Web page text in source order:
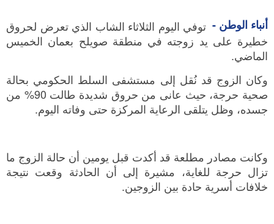
أنباء الوطن - توفي اليوم الثلاثاء الشاب الذي تعرض لحروق
خطيرة على يد زوجته في منطقة صويلح بعمان الخميس
الماضي.
وكان الزوج قد نُقل إلى مستشفى السلط الحكومي بحالة
صحية حرجة، حيث عانى من حروق شديدة طالت 90% من
جسده، وظل يتلقى الرعاية المركزة حتى وفاته اليوم.
وكانت مصادر مطلعة قد أكدت قبل يومين أن حالة الزوج ما
تزال حرجة للغاية، مشيرة إلى أن الحادثة وقعت نتيجة
خلافات أسرية حادة بين الزوجين.